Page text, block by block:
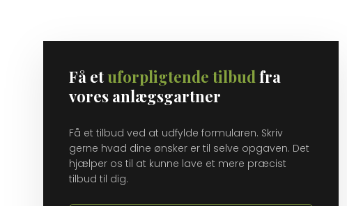
Få etuforpligtende tilbudfra
vores anlægsgartner
Få et tilbud ved at udfylde formularen. Skriv
gerne hvad dine ønsker er til selve opgaven. Det
hjælper os til at kunne lave et mere præcist
tilbud til dig.